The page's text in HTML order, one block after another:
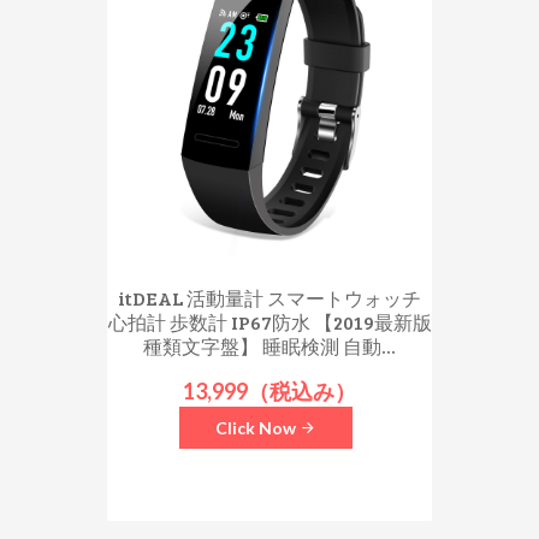
itDEAL 活動量計 スマートウォッチ
心拍計 歩数計 IP67防水 【2019最新版
種類文字盤】 睡眠検測 自動...
13,999（税込み）
Click Now